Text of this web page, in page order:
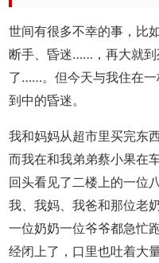
世间有很多不幸的事，比
断手、昏迷……，再大就
了……。但今天与我住在一
到中的昏迷。
我和妈妈从超市里买完东
而我在和我弟弟蔡小果在
回头看见了二楼上的一位
我、我妈、我爸和那位老
一位奶奶一位爷爷都急忙
经闭上了，口里也吐着大